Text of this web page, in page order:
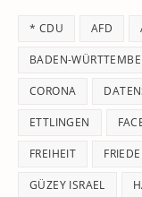
* CDU AFD
BADEN-
CORONA
ETTLINGEN
FREIHEIT
GÜZEY ISRAEL